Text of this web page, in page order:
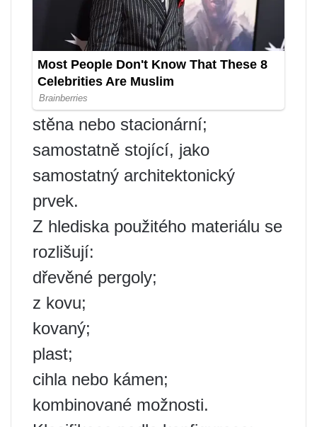
stěna nebo stacionární;
samostatně stojící, jako
samostatný architektonický
prvek.
Z hlediska použitého materiálu se
rozlišují:
dřevěné pergoly;
z kovu;
kovaný;
plast;
cihla nebo kámen;
kombinované možnosti.